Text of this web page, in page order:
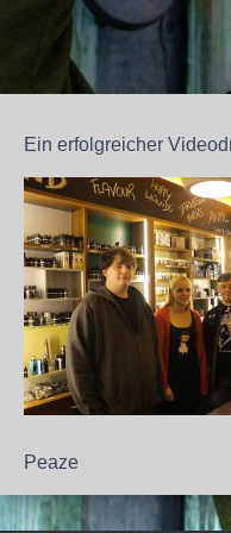
Ein erfolgreicher
Peaze